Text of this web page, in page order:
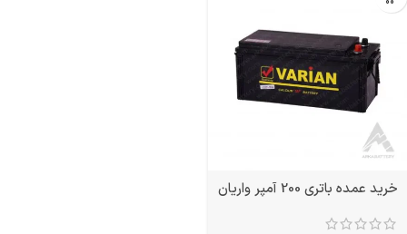
خرید عمده باتری 200 آمپر واریان